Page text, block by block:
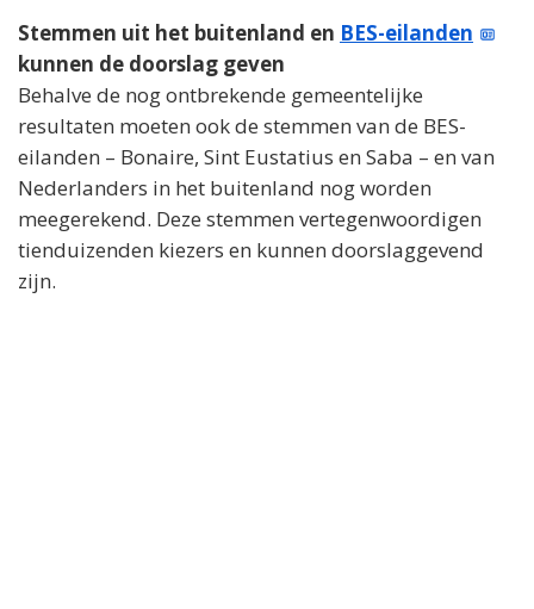
Stemmen uit het buitenland en BES-eilanden
kunnen de doorslag geven
Behalve de nog ontbrekende gemeentelijke
resultaten moeten ook de stemmen van de BES-
eilanden – Bonaire, Sint Eustatius en Saba – en van
Nederlanders in het buitenland nog worden
meegerekend. Deze stemmen vertegenwoordigen
tienduizenden kiezers en kunnen doorslaggevend
zijn.